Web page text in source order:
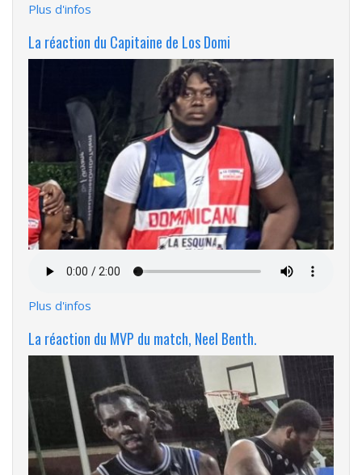
Plus d'infos
La réaction du Capitaine de Los Domi
audio
Plus d'infos
La réaction du MVP du match, Neel Benth.